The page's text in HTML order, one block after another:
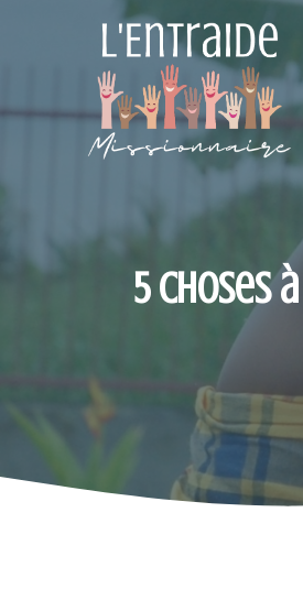
5 choses